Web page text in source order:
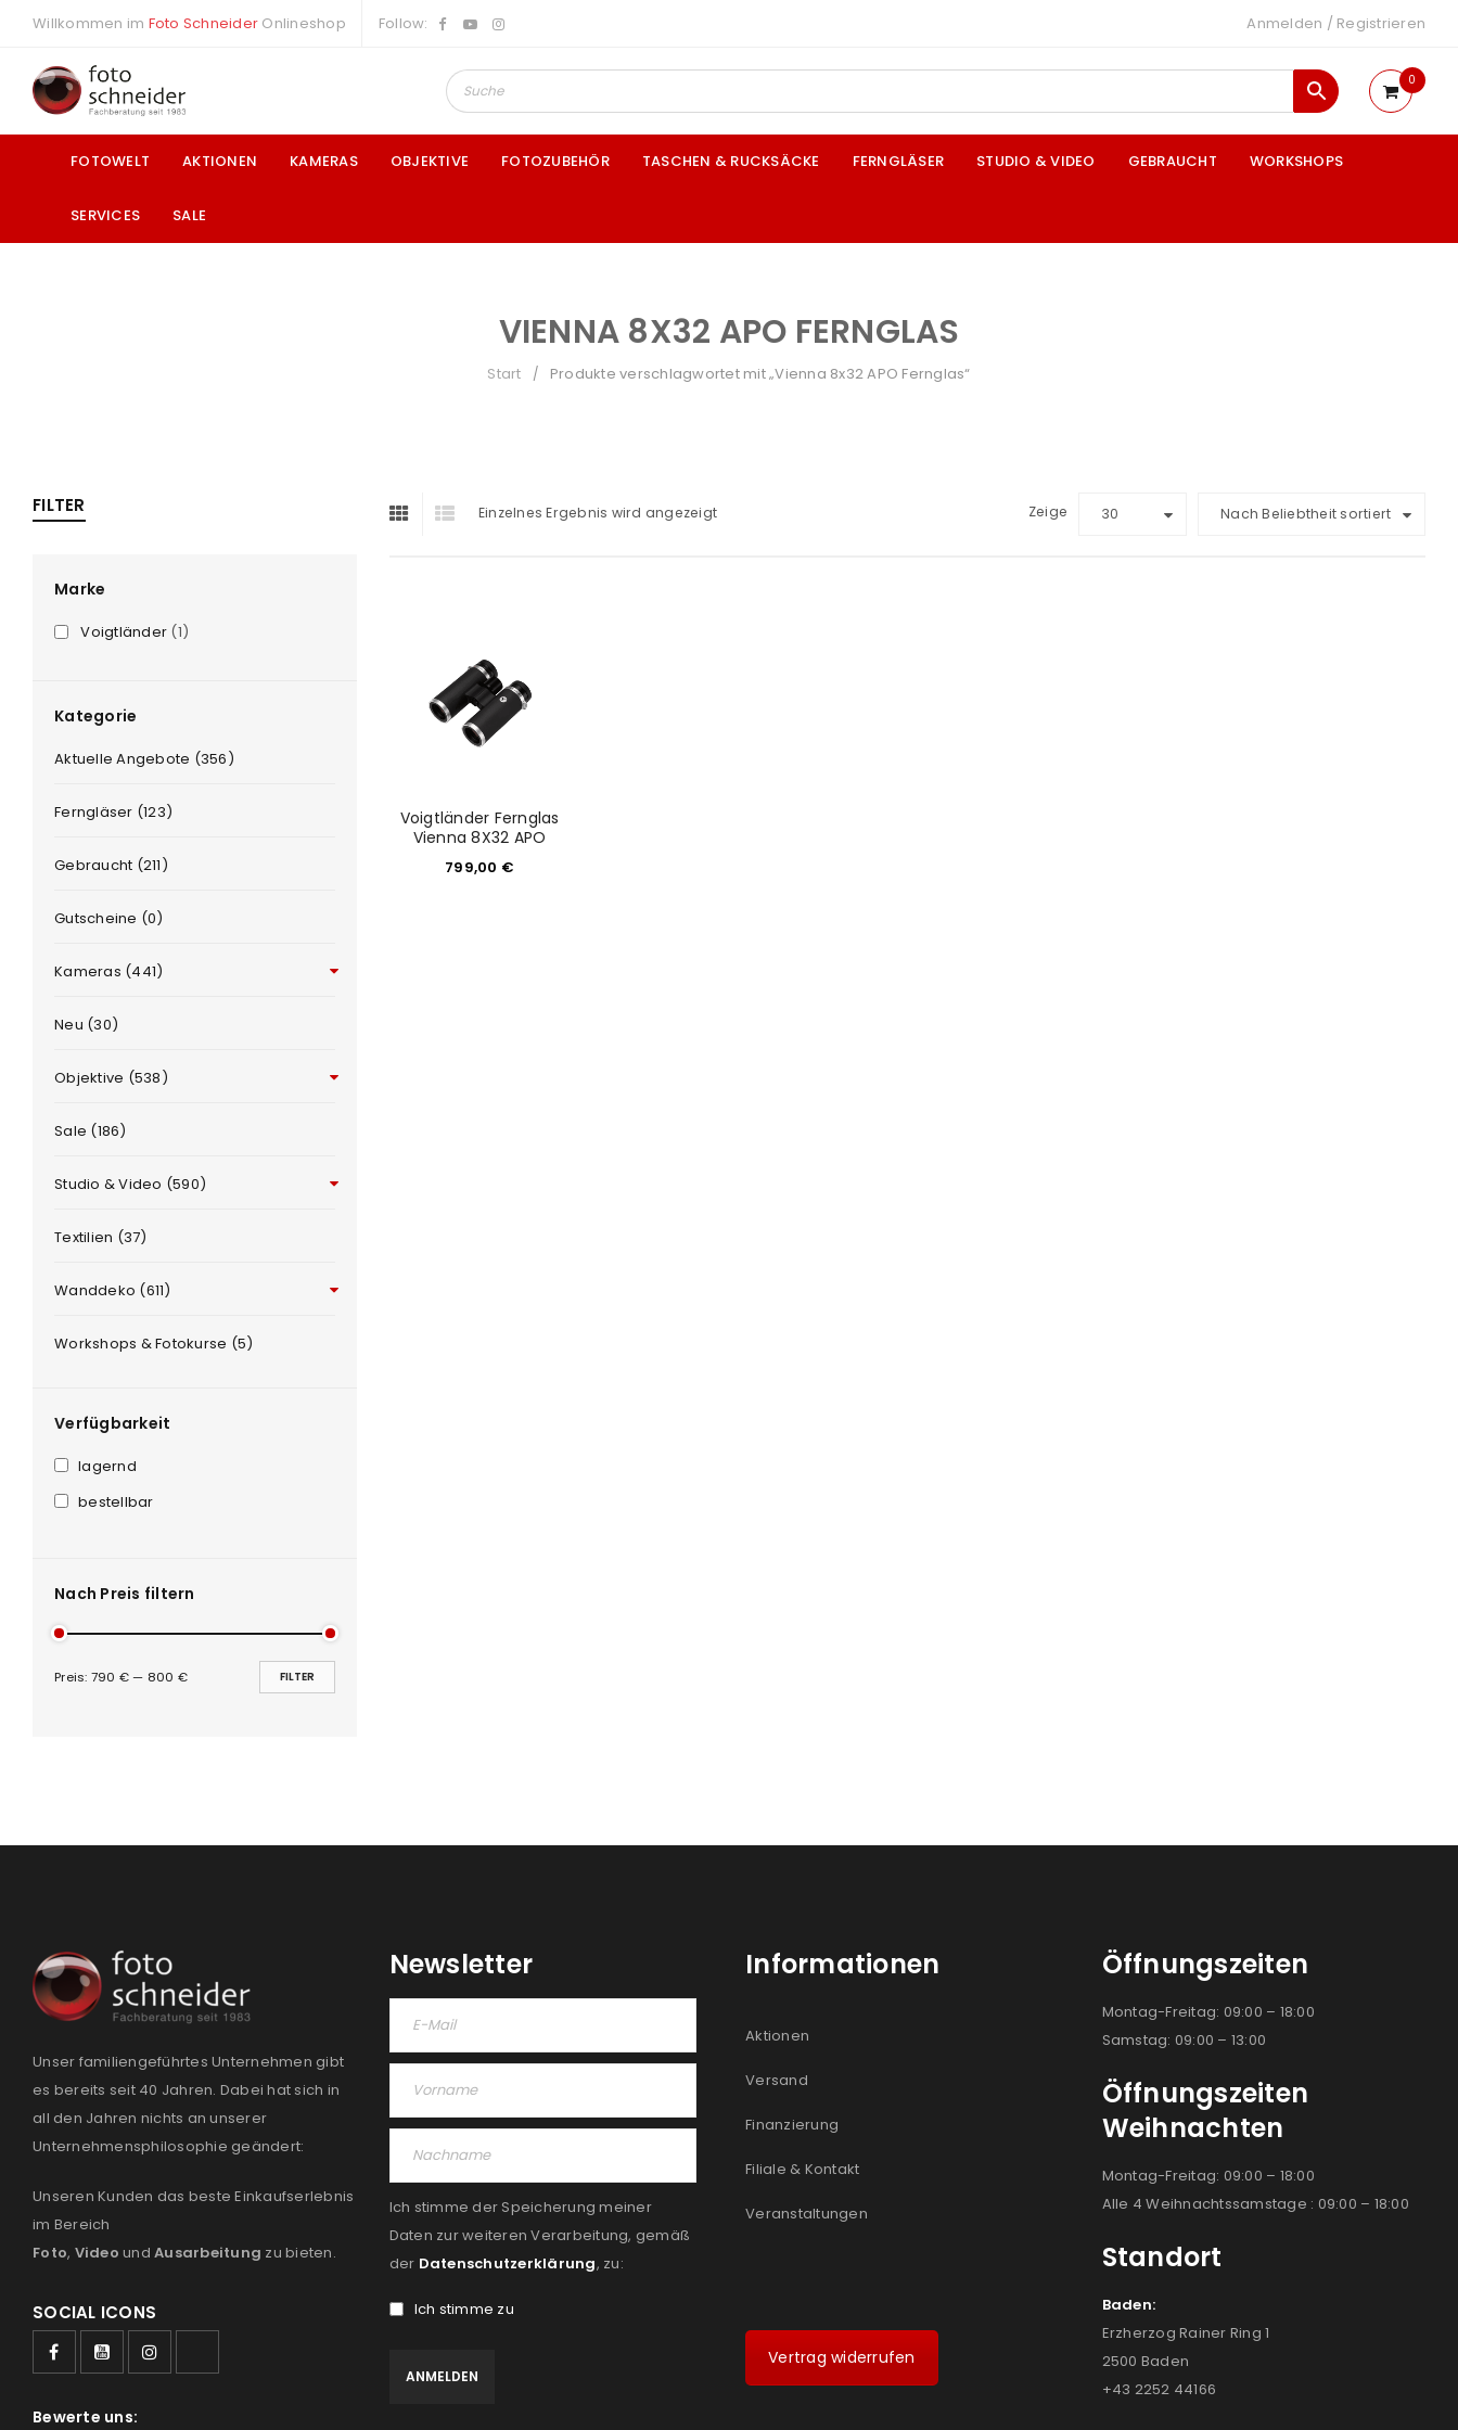
Passwort
Willkommen im Foto Schneider Onlineshop Follow: Anmelden / Registrieren
0
FOTOWELT AKTIONEN KAMERAS OBJEKTIVE FOTOZUBEHÖR TASCHEN & RUCKSÄCKE FERNGLÄSER STUDIO & VIDEO GEBRAUCHT WORKSHOPS
SERVICES SALE
VIENNA 8X32 APO FERNGLAS
Start / Produkte verschlagwortet mit „Vienna 8x32 APO Fernglas“
FILTER
Marke
Voigtländer (1)
Kategorie
Aktuelle Angebote (356)
Ferngläser (123)
Gebraucht (211)
Gutscheine (0)
Kameras (441)
Neu (30)
Objektive (538)
Sale (186)
Studio & Video (590)
Textilien (37)
Wanddeko (611)
Workshops & Fotokurse (5)
Verfügbarkeit
lagernd
bestellbar
Nach Preis filtern
FILTER
Preis: 790 €— 800 €
Einzelnes Ergebnis wird angezeigt Nach Beliebtheit sortiert
Zeige 30
Voigtländer Fernglas
Vienna 8X32 APO
799,00 €
Unser familiengeführtes Unternehmen gibt
es bereits seit 40 Jahren. Dabei hat sich in
all den Jahren nichts an unserer
Unternehmensphilosophie geändert:
Unseren Kunden das beste Einkaufserlebnis
im Bereich
Foto, Video und Ausarbeitung zu bieten.
SOCIAL ICONS
Bewerte uns:
Newsletter
Ich stimme der Speicherung meiner
Daten zur weiteren Verarbeitung, gemäß
der Datenschutzerklärung, zu:
Ich stimme zu
Informationen
Aktionen
Versand
Finanzierung
Filiale & Kontakt
Veranstaltungen
Vertrag widerrufen
Öffnungszeiten
Montag-Freitag: 09:00 – 18:00
Samstag: 09:00 – 13:00
Öffnungszeiten
Weihnachten
Montag-Freitag: 09:00 – 18:00
Alle 4 Weihnachtssamstage : 09:00 – 18:00
Standort
Baden:
Erzherzog Rainer Ring 1
2500 Baden
+43 2252 44166